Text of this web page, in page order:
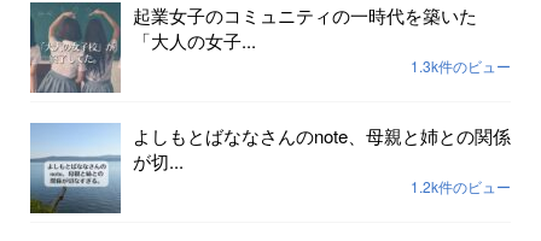
起業女子のコミュニティの一時代を築いた
「大人の女子...
1.3k件のビュー
よしもとばななさんのnote、母親と姉との関係
が切...
1.2k件のビュー